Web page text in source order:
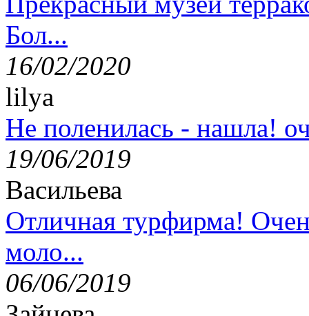
Бол...
16/02/2020
lilya
Не поленилась - нашла!
19/06/2019
Васильева
Отличная турфирма!
моло...
06/06/2019